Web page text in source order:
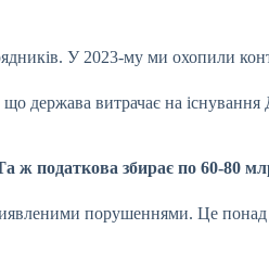
У 2023-му ми охопили
держава витрачає на
ж податкова збирає по 60-80
порушеннями. Це